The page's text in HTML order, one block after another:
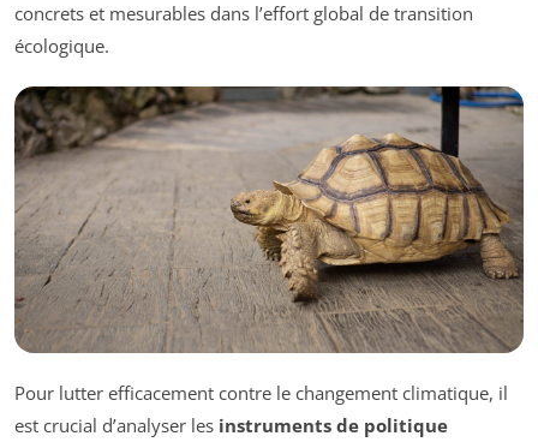
concrets et mesurables dans l’effort global de transition
écologique.
Pour lutter efficacement contre le changement climatique, il
est crucial d’analyser les instruments de politique